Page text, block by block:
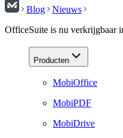
Blog
Nieuws
OfficeSuite is nu verkrijgbaar
Producten
MobiOffice
MobiPDF
MobiDrive